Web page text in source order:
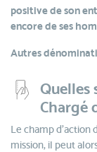
positive de son
encore de ses
Autres
Quelles
Chargé
Le champ d’action
mission, il peut